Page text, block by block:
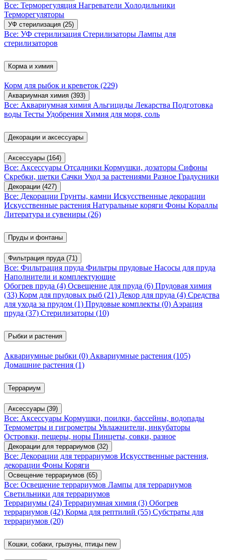
Все: Терморегуляция Нагреватели Холодильники
Терморегуляторы
УФ стерилизация (25)
Все: УФ стерилизация Стерилизаторы Лампы для
стерилизаторов
Корма и химия
Корм для рыбок и креветок (229)
Аквариумная химия (393)
Все: Аквариумная химия Альгициды Лекарства Подготовка
воды Тесты Удобрения Химия для моря, соль
Декорации и аксессуары
Аксессуары (164)
Все: Аксессуары Отсадники Кормушки, дозаторы Сифоны
Скребки, щетки Сачки Уход за растениями Разное Градусники
Декорации (427)
Все: Декорации Грунты, камни Искусственные декорации
Искусственные растения Натуральные коряги Фоны Кораллы
Литература и сувениры (26)
Пруды и фонтаны
Фильтрация пруда (71)
Все: Фильтрация пруда Фильтры прудовые Насосы для пруда
Наполнители и комплектующие
Обогрев пруда (4) Освещение для пруда (6) Прудовая химия
(33) Корм для прудовых рыб (21) Декор для пруда (4) Средства
для ухода за прудом (1) Прудовые комплекты (0) Аэрация
пруда (37) Стерилизаторы (10)
Рыбки и растения
Аквариумные рыбки (0) Аквариумные растения (105)
Домашние растения (1)
Террариум
Аксессуары (39)
Все: Аксессуары Кормушки, поилки, бассейны, водопады
Термометры и гигрометры Увлажнители, инкубаторы
Островки, пещеры, норы Пинцеты, совки, разное
Декорации для террариумов (32)
Все: Декорации для террариумов Искусственные растения,
декорации Фоны Коряги
Освещение террариумов (65)
Все: Освещение террариумов Лампы для террариумов
Светильники для террариумов
Террариумы (24) Террариумная химия (3) Обогрев
террариумов (42) Корма для рептилий (55) Субстраты для
террариумов (20)
Кошки, собаки, грызуны, птицы new